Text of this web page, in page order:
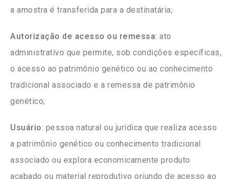
a amostra é transferida para a destinatária;
Autorização de acesso ou remessa: ato
administrativo que permite, sob condições específicas,
o acesso ao patrimônio genético ou ao conhecimento
tradicional associado e a remessa de patrimônio
genético;
Usuário: pessoa natural ou jurídica que realiza acesso
a patrimônio genético ou conhecimento tradicional
associado ou explora economicamente produto
acabado ou material reprodutivo oriundo de acesso ao